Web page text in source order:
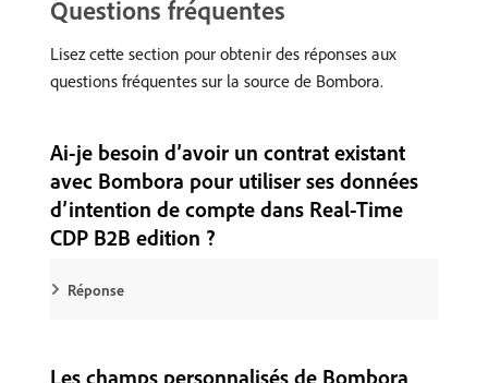
Questions fréquentes
Lisez cette section pour obtenir des réponses aux
questions fréquentes sur la source de Bombora.
Ai-je besoin d’avoir un contrat existant
avec Bombora pour utiliser ses données
d’intention de compte dans Real-Time
CDP B2B edition ?
Réponse
Les champs personnalisés de Bombora